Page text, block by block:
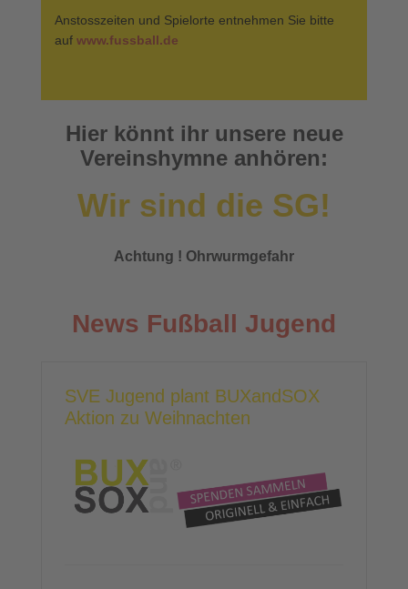
Anstosszeiten und Spielorte entnehmen Sie bitte
auf www.fussball.de
Hier könnt ihr unsere neue
Vereinshymne anhören:
Wir sind die SG!
Achtung ! Ohrwurmgefahr
News Fußball Jugend
SVE Jugend plant BUXandSOX
Aktion zu Weihnachten